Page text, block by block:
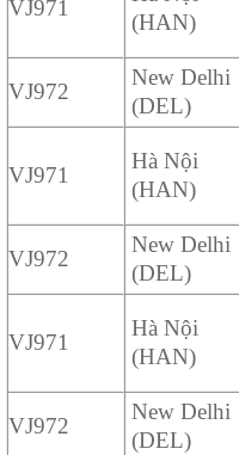
VJ971
(HAN)
VJ972
New Delhi
(DEL)
VJ971
Hà Nội
(HAN)
VJ972
New Delhi
(DEL)
VJ971
Hà Nội
(HAN)
VJ972
New Delhi
(DEL)